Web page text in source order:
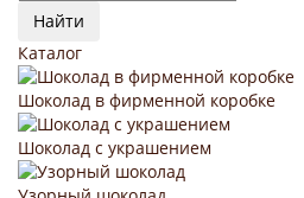
Найти
Каталог
Шоколад в фирменной коробке
Шоколад с украшением